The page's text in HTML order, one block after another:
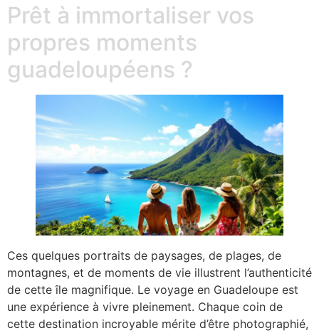
Prêt à immortaliser vos
propres moments
guadeloupéens ?
Ces quelques portraits de paysages, de plages, de
montagnes, et de moments de vie illustrent l’authenticité
de cette île magnifique. Le voyage en Guadeloupe est
une expérience à vivre pleinement. Chaque coin de
cette destination incroyable mérite d’être photographié,